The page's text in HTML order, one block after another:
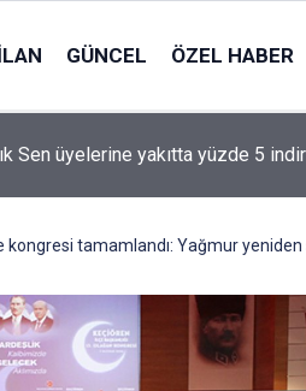
GÜNCEL ÖZEL HABER
hakkında soruşturma
kongresi tamamlandı: Yağmur yeniden